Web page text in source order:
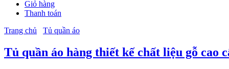
Giỏ hàng
Thanh toán
Trang chủ
Tủ quần áo
Tủ quần áo hàng thiết kế chất liệu gỗ cao